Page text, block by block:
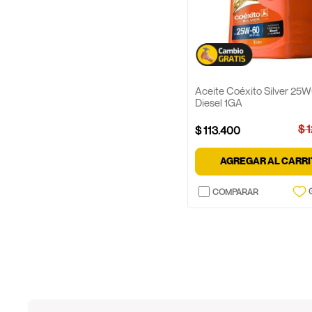
Aceite Coéxito Silver
Diesel 1GA
$113.400 $
AGREGAR AL